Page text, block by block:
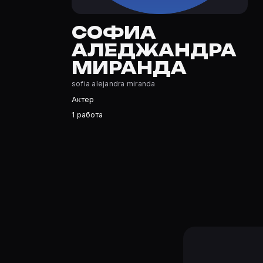
Софиа Аледжандра Миранда — Актриса. Биография и
Где открыть фильмографию Софиа Аледжандра
На Movie Planner: https://movie-planner.ru/s/7170396 —
СОФИА
АЛЕДЖАНДРА
МИРАНДА
sofia alejandra miranda
Актер
1 работа